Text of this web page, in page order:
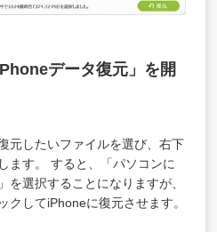
データ復元」を開
元したいファイルを選び、右下
ます。 すると、「パソコンに
を選択することになりますが、
クしてiPhoneに復元させます。